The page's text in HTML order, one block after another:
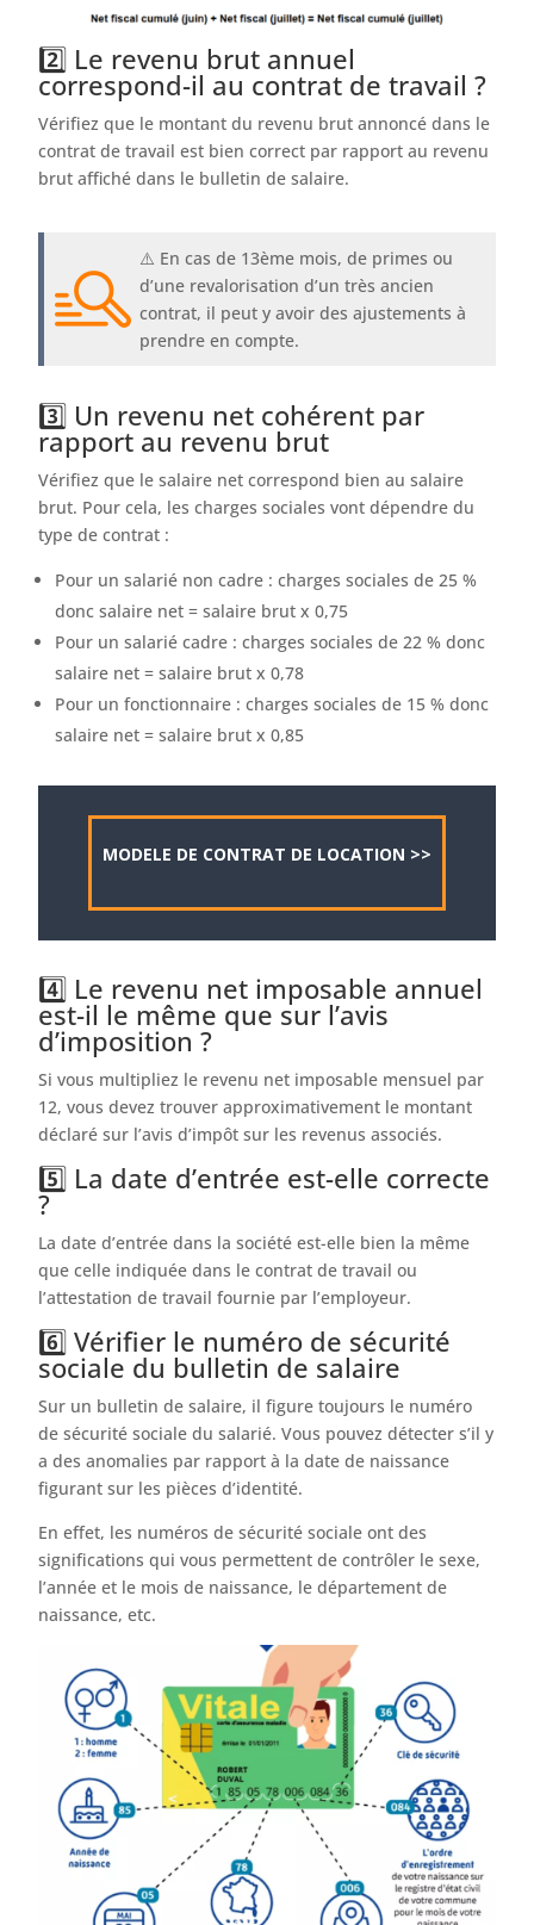
2️⃣ Le revenu brut annuel
correspond-il au contrat de travail ?
Vérifiez que le montant du revenu brut annoncé dans le
contrat de travail est bien correct par rapport au revenu
brut affiché dans le bulletin de salaire.
⚠️ En cas de 13ème mois, de primes ou
d’une revalorisation d’un très ancien
contrat, il peut y avoir des ajustements à
prendre en compte.
3️⃣ Un revenu net cohérent par
rapport au revenu brut
Vérifiez que le salaire net correspond bien au salaire
brut. Pour cela, les charges sociales vont dépendre du
type de contrat :
Pour un salarié non cadre : charges sociales de 25 %
donc salaire net = salaire brut x 0,75
Pour un salarié cadre : charges sociales de 22 % donc
salaire net = salaire brut x 0,78
Pour un fonctionnaire : charges sociales de 15 % donc
salaire net = salaire brut x 0,85
MODELE DE CONTRAT DE LOCATION >>
4️⃣ Le revenu net imposable annuel
est-il le même que sur l’avis
d’imposition ?
Si vous multipliez le revenu net imposable mensuel par
12, vous devez trouver approximativement le montant
déclaré sur l’avis d’impôt sur les revenus associés.
5️⃣ La date d’entrée est-elle correcte
?
La date d’entrée dans la société est-elle bien la même
que celle indiquée dans le contrat de travail ou
l’attestation de travail fournie par l’employeur.
6️⃣ Vérifier le numéro de sécurité
sociale du bulletin de salaire
Sur un bulletin de salaire, il figure toujours le numéro
de sécurité sociale du salarié. Vous pouvez détecter s’il y
a des anomalies par rapport à la date de naissance
figurant sur les pièces d’identité.
En effet, les numéros de sécurité sociale ont des
significations qui vous permettent de contrôler le sexe,
l’année et le mois de naissance, le département de
naissance, etc.